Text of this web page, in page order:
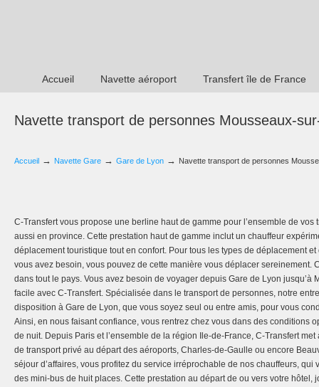
Accueil Navette aéroport Transfert île de France
Navette transport de personnes Mousseaux-
Accueil → Navette Gare → Gare de Lyon → Navette transport de personnes
C-Transfert vous propose une berline haut de gamme pour l’ensemble de vos
aussi en province. Cette prestation haut de gamme inclut un chauffeur
déplacement touristique tout en confort. Pour tous les types de déplacement
vous avez besoin, vous pouvez de cette manière vous déplacer sereinement.
dans tout le pays. Vous avez besoin de voyager depuis Gare de Lyon jusqu’à
facile avec C-Transfert. Spécialisée dans le transport de personnes, notre
disposition à Gare de Lyon, que vous soyez seul ou entre amis, pour vous
Ainsi, en nous faisant confiance, vous rentrez chez vous dans des conditions
de nuit. Depuis Paris et l’ensemble de la région Ile-de-France, C-Transfert
de transport privé au départ des aéroports, Charles-de-Gaulle ou encore
séjour d’affaires, vous profitez du service irréprochable de nos chauffeurs, qui
des mini-bus de huit places. Cette prestation au départ de ou vers votre hôtel,